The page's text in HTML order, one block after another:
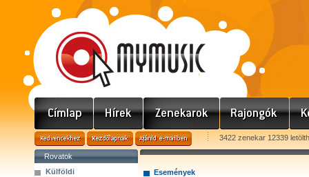
3422 zenekar 12339
Rovatok
Külföldi
Események